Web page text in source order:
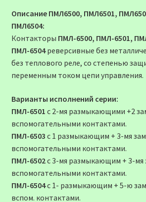
Описание ПМЛ6500, ПМЛ6501,
ПМЛ6504:
Контакторы ПМЛ-6500, ПМЛ-6501,
ПМЛ-6504реверсивные без
без теплового реле, со степенью
переменным током цепи управления.
Варианты исполнений серии:
ПМЛ-6501 с 2-мя размыкающими +2
вспомогательными контактами.
ПМЛ-6503 с 1 размыкающим + 3-мя
вспомогательными контактами.
ПМЛ-6502с 3-мя размыкающим + 3-
вспомогательными контактами.
ПМЛ-6504с 1- размыкающим + 5-ю
вспом. контактами.